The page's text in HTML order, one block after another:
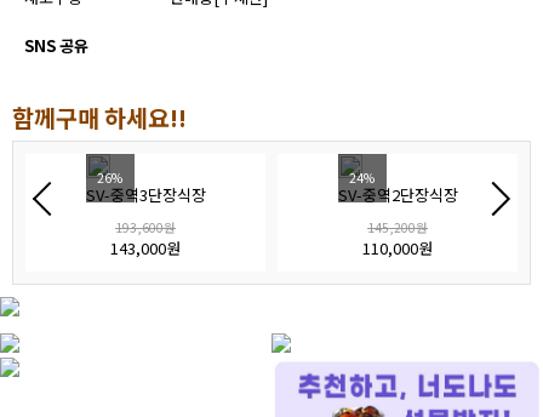
SNS 공유
함께구매 하세요!!
26%
SV-중역3단장식장
193,600원
143,000원
24%
SV-중역2단장식장
145,200원
110,000원